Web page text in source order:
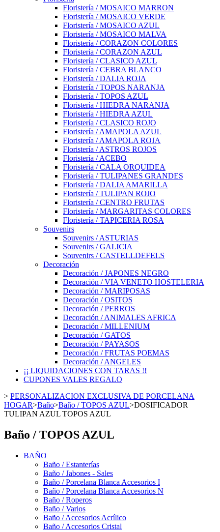
Floristería / MOSAICO MARRON
Floristería / MOSAICO VERDE
Floristería / MOSAICO AZUL
Floristería / MOSAICO MALVA
Floristería / CORAZON COLORES
Floristería / CORAZON AZUL
Floristería / CLASICO AZUL
Floristería / CEBRA BLANCO
Floristería / DALIA ROJA
Floristería / TOPOS NARANJA
Floristería / TOPOS AZUL
Floristería / HIEDRA NARANJA
Floristería / HIEDRA AZUL
Floristería / CLASICO ROJO
Floristería / AMAPOLA AZUL
Floristería / AMAPOLA ROJA
Floristería / ASTROS ROJOS
Floristería / ACEBO
Floristería / CALA ORQUIDEA
Floristería / TULIPANES GRANDES
Floristería / DALIA AMARILLA
Floristería / TULIPAN ROJO
Floristería / CENTRO FRUTAS
Floristería / MARGARITAS COLORES
Floristería / TAPICERIA ROSA
Souvenirs
Souvenirs / ASTURIAS
Souvenirs / GALICIA
Souvenirs / CASTELLDEFELS
Decoración
Decoración / JAPONES NEGRO
Decoración / VIA VENETO HOSTELERIA
Decoración / MARIPOSAS
Decoración / OSITOS
Decoración / PERROS
Decoración / ANIMALES AFRICA
Decoración / MILLENIUM
Decoración / GATOS
Decoración / PAYASOS
Decoración / FRUTAS POEMAS
Decoración / ANGELES
¡¡ LIQUIDACIONES CON TARAS !!
CUPONES VALES REGALO
> PERSONALIZACION EXCLUSIVA DE PORCELANA
HOGAR>Baño>Baño / TOPOS AZUL>DOSIFICADOR
TULIPAN AZUL TOPOS AZUL
Baño / TOPOS AZUL
BAÑO
Baño / Estanterías
Baño / Jabones - Sales
Baño / Porcelana Blanca Accesorios I
Baño / Porcelana Blanca Accesorios N
Baño / Roperos
Baño / Varios
Baño / Accesorios Acrílico
Baño / Accesorios Cristal